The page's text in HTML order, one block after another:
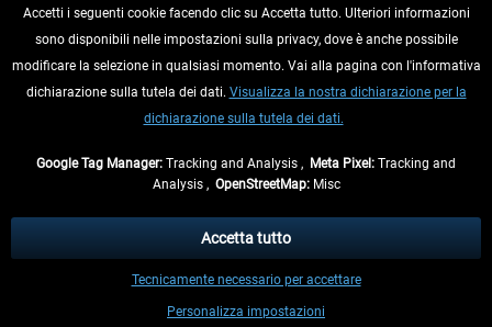
RECEDERE DAL CONTRATTO
INFORMAZIONI
eventualmente le spese di spedizione, se non diversamente descritto.
** Riguarda le spedizioni al di fuori della Germania, i tempi di consegna per le
altre nazioni sono disponibili nelleinformazioni di spedizione
Accetti i seguenti cookie facendo clic su Accetta tutto. Ulteriori informazioni
sono disponibili nelle impostazioni sulla privacy, dove è anche possibile
modificare la selezione in qualsiasi momento. Vai alla pagina con l'informativa
dichiarazione sulla tutela dei dati. Visualizza la nostra dichiarazione per la
dichiarazione sulla tutela dei dati.
Google Tag Manager: Tracking and Analysis , Meta Pixel: Tracking and
Analysis , OpenStreetMap:Misc
Personalizza impostazioni
Tecnicamente necessario per accettare
Accetta tutto